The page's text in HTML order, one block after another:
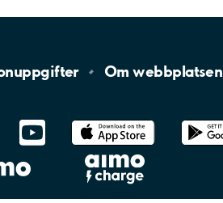
Omwebbplatsen